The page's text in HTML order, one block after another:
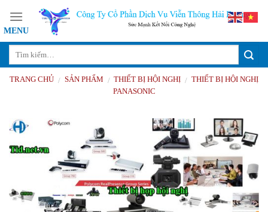
content
TRANG CHỦ / SẢN PHẨM / THIẾT BỊ HỘI NGHỊ / THIẾT BỊ HỘI NGHỊ
PANASONIC